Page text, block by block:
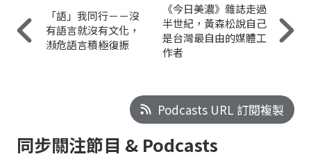
「語」我同行－－沒
有語言就沒有文化，
瀕危語言積極復振
《今日美濃》雜誌走過
半世紀，黃森松說自己
是台灣最自由的媒體工
作者
Podcasts URL 訂閱複製
同步關注節目 & Podcasts